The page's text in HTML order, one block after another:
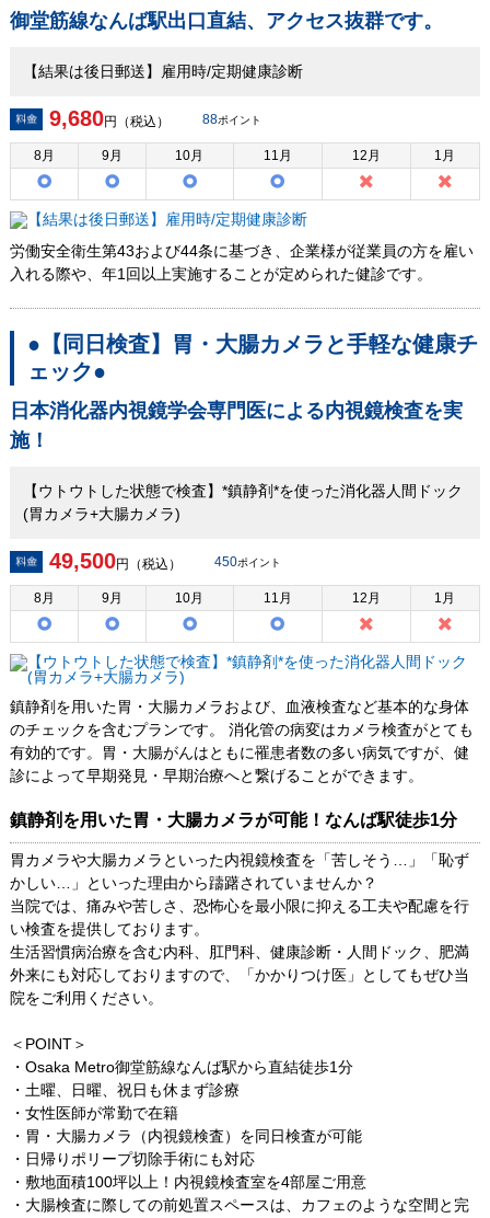
御堂筋線なんば駅出口直結、アクセス抜群です。
【結果は後日郵送】雇用時/定期健康診断
9,680円（税込） 88ポイント
8月 9 月 10月 11 月 12 月 1 月
労働安全衛生第43および44条に基づき、企業様が従業員の方を雇い
入れる際や、年1回以上実施することが定められた健診です。
●【同日検査】胃・大腸カメラと手軽な健康チ
ェック●
日本消化器内視鏡学会専門医による内視鏡検査を実
施！
【ウトウトした状態で検査】*鎮静剤*を使った消化器人間ドック
(胃カメラ+大腸カメラ)
49,500円（税込） 450ポイント
8月 9 月 10月 11 月 12 月 1 月
鎮静剤を用いた胃・大腸カメラおよび、血液検査など基本的な身体
のチェックを含むプランです。 消化管の病変はカメラ検査がとても
有効的です。胃・大腸がんはともに罹患者数の多い病気ですが、健
診によって早期発見・早期治療へと繋げることができます。
鎮静剤を用いた胃・大腸カメラが可能！なんば駅徒歩1分
胃カメラや大腸カメラといった内視鏡検査を「苦しそう…」「恥ず
かしい…」といった理由から躊躇されていませんか？
当院では、痛みや苦しさ、恐怖心を最小限に抑える工夫や配慮を行
い検査を提供しております。
生活習慣病治療を含む内科、肛門科、健康診断・人間ドック、肥満
外来にも対応しておりますので、「かかりつけ医」としてもぜひ当
院をご利用ください。
＜POINT＞
・Osaka Metro御堂筋線なんば駅から直結徒歩1分
・土曜、日曜、祝日も休まず診療
・女性医師が常勤で在籍
・胃・大腸カメラ（内視鏡検査）を同日検査が可能
・日帰りポリープ切除手術にも対応
・敷地面積100坪以上！内視鏡検査室を4部屋ご用意
・大腸検査に際しての前処置スペースは、カフェのような空間と完